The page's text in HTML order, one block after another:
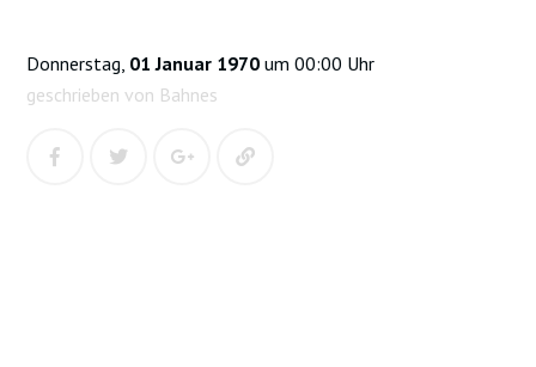
Donnerstag, 01 Januar 1970 um 00:00 Uhr
geschrieben von Bahnes